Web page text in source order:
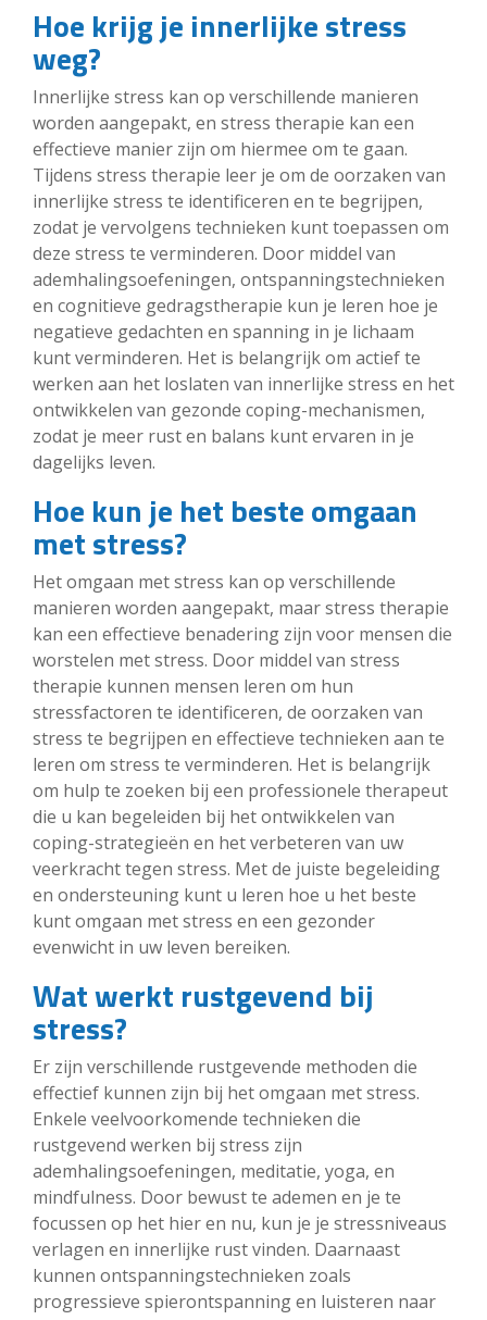
Hoe krijg je innerlijke stress
weg?
Innerlijke stress kan op verschillende manieren
worden aangepakt, en stress therapie kan een
effectieve manier zijn om hiermee om te gaan.
Tijdens stress therapie leer je om de oorzaken van
innerlijke stress te identificeren en te begrijpen,
zodat je vervolgens technieken kunt toepassen om
deze stress te verminderen. Door middel van
ademhalingsoefeningen, ontspanningstechnieken
en cognitieve gedragstherapie kun je leren hoe je
negatieve gedachten en spanning in je lichaam
kunt verminderen. Het is belangrijk om actief te
werken aan het loslaten van innerlijke stress en het
ontwikkelen van gezonde coping-mechanismen,
zodat je meer rust en balans kunt ervaren in je
dagelijks leven.
Hoe kun je het beste omgaan
met stress?
Het omgaan met stress kan op verschillende
manieren worden aangepakt, maar stress therapie
kan een effectieve benadering zijn voor mensen die
worstelen met stress. Door middel van stress
therapie kunnen mensen leren om hun
stressfactoren te identificeren, de oorzaken van
stress te begrijpen en effectieve technieken aan te
leren om stress te verminderen. Het is belangrijk
om hulp te zoeken bij een professionele therapeut
die u kan begeleiden bij het ontwikkelen van
coping-strategieën en het verbeteren van uw
veerkracht tegen stress. Met de juiste begeleiding
en ondersteuning kunt u leren hoe u het beste
kunt omgaan met stress en een gezonder
evenwicht in uw leven bereiken.
Wat werkt rustgevend bij
stress?
Er zijn verschillende rustgevende methoden die
effectief kunnen zijn bij het omgaan met stress.
Enkele veelvoorkomende technieken die
rustgevend werken bij stress zijn
ademhalingsoefeningen, meditatie, yoga, en
mindfulness. Door bewust te ademen en je te
focussen op het hier en nu, kun je je stressniveaus
verlagen en innerlijke rust vinden. Daarnaast
kunnen ontspanningstechnieken zoals
progressieve spierontspanning en luisteren naar